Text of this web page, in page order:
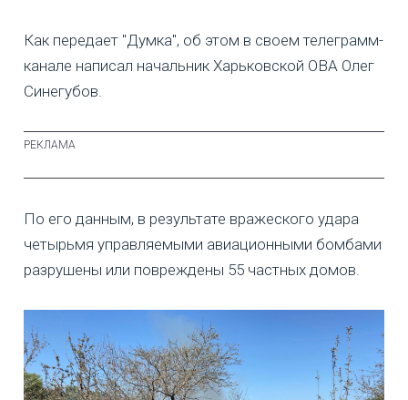
Как передает "Думка", об этом в своем телеграмм-
канале написал начальник Харьковской ОВА Олег
Синегубов.
По его данным, в результате вражеского удара
четырьмя управляемыми авиационными бомбами
разрушены или повреждены 55 частных домов.